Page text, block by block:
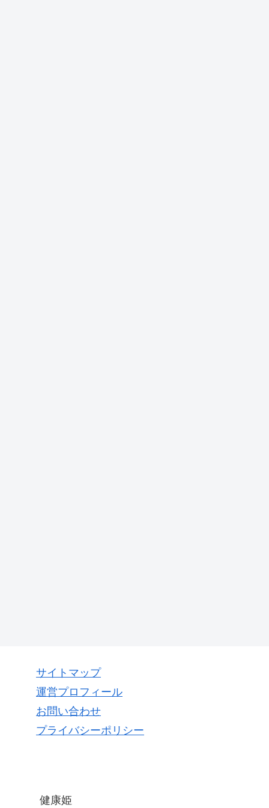
サイトマップ
運営プロフィール
お問い合わせ
プライバシーポリシー
健康姫